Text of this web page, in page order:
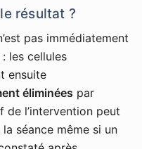
résultat ?
pas immédiatement
les cellules
ensuite
éliminées par
de l’intervention peut
la séance même si un